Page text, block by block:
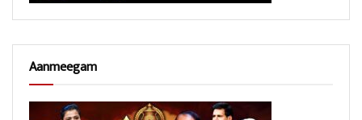
Aanmeegam